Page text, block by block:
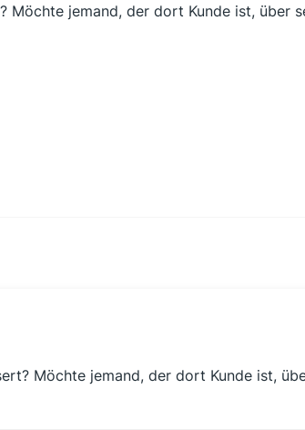
jemand, der dort Kunde ist, über
Möchte jemand, der dort Kunde ist,